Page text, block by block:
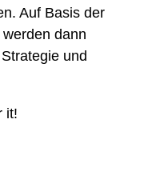
Auf Basis der
dann
und
it!